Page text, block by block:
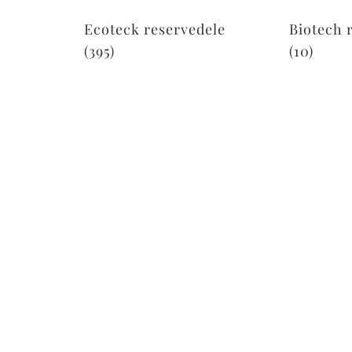
Ecoteck reservedele
(395)
Biotech
(10)